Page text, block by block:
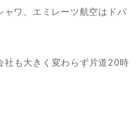
ワ、エミレーツ航空はドバ
社も大きく変わらず片道20時